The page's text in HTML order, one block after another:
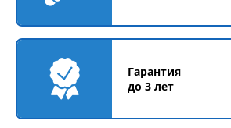
Гарантия
до 3 лет